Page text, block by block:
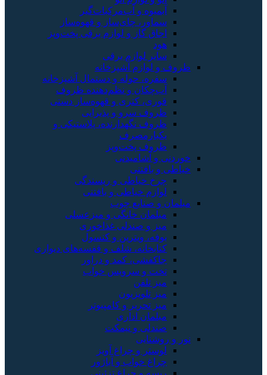
آبمیوه و آب‌مرکبات‌گیر
سماور، چای‌ساز و قهوه‌ساز
اجاق گاز و لوازم برقی پخت‌وپز
هود
سایر لوازم برقی
ظروف و لوازم آشپزخانه
سفره، حوله و دستمال آشپزخانه
آب‌چکان و نظم‌دهنده ظروف
قوری، کتری و قهوه‌ساز دستی
ظروف سرو و پذیرایی
ظروف نگهدارنده، پلاستیکی و
یکبارمصرف
ظروف پخت‌وپز
خوردنی و آشامیدنی
خیاطی و بافتنی
چرخ خیاطی و ریسندگی
لوازم خیاطی و بافتنی
مبلمان و صنایع چوب
مبلمان خانگی و میزعسلی
میز و صندلی غذاخوری
بوفه، ویترین و کنسول
کتابخانه، شلف و قفسه‌های دیواری
جاکفشی، کمد و دراور
تخت و سرویس خواب
میز تلفن
میز تلویزیون
میز تحریر و کامپیوتر
مبلمان اداری
صندلی و نیمکت
نور و روشنایی
لوستر و چراغ آویز
چراغ خواب و آباژور